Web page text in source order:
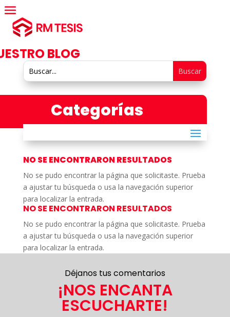
BLOG
Categorías
NO SE ENCONTRARON RESULTADOS
No se pudo encontrar la página que solicitaste. Prueba
a ajustar tu búsqueda o usa la navegación superior
para localizar la entrada.
NO SE ENCONTRARON RESULTADOS
No se pudo encontrar la página que solicitaste. Prueba
a ajustar tu búsqueda o usa la navegación superior
para localizar la entrada.
Déjanos tus comentarios
¡NOS ENCANTA
ESCUCHARTE!